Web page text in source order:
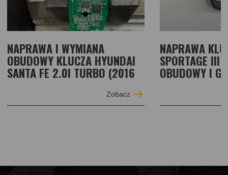
NAPRAWA I WYMIANA
OBUDOWY KLUCZA HYUNDAI
SANTA FE 2.0I TURBO (2016
Zobacz
NAPRAWA
SPORTAGE III
OBUDOWY I